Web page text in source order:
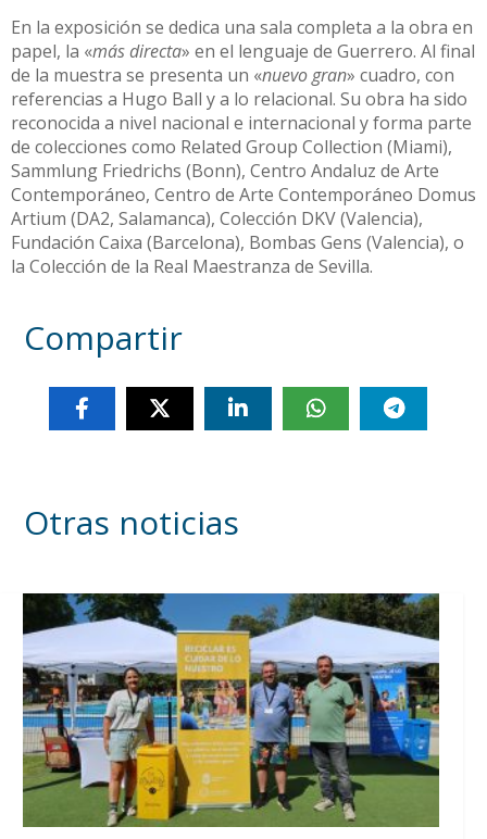
En la exposición se dedica una sala completa a la obra en
papel, la «más directa» en el lenguaje de Guerrero. Al final
de la muestra se presenta un «nuevo gran» cuadro, con
referencias a Hugo Ball y a lo relacional. Su obra ha sido
reconocida a nivel nacional e internacional y forma parte
de colecciones como Related Group Collection (Miami),
Sammlung Friedrichs (Bonn), Centro Andaluz de Arte
Contemporáneo, Centro de Arte Contemporáneo Domus
Artium (DA2, Salamanca), Colección DKV (Valencia),
Fundación Caixa (Barcelona), Bombas Gens (Valencia), o
la Colección de la Real Maestranza de Sevilla.
Compartir
Otras noticias